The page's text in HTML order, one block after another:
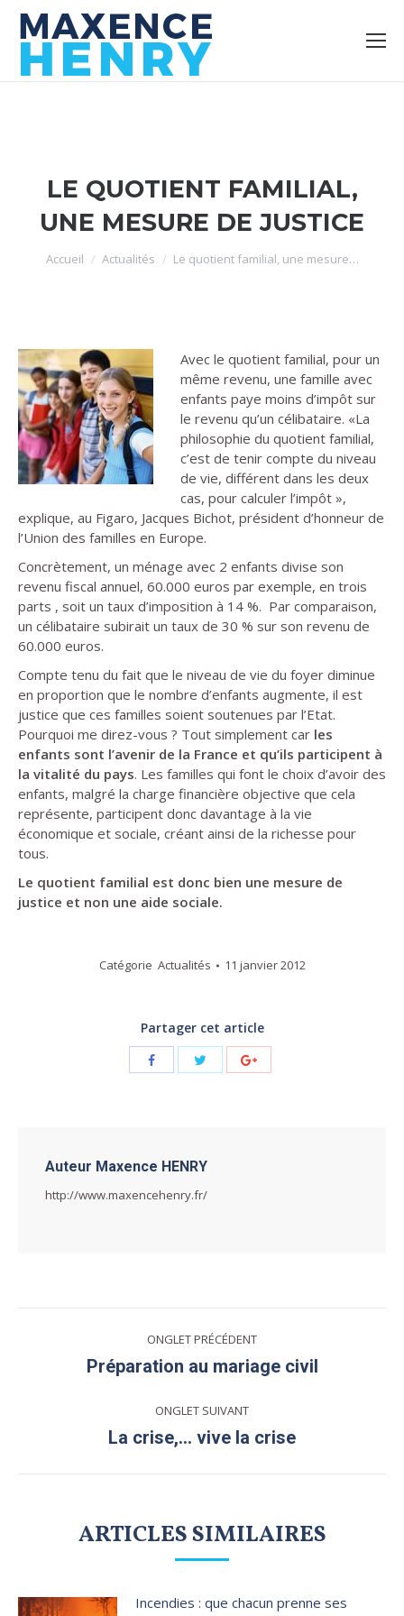
LE QUOTIENT FAMILIAL,
UNE MESURE DE JUSTICE
Vous êtes ici :
Accueil Actualités Le quotient familial, une mesure…
Avec le quotient familial, pour un
même revenu, une famille avec
enfants paye moins d’impôt sur
le revenu qu’un célibataire. «La
philosophie du quotient familial,
c’est de tenir compte du niveau
de vie, différent dans les deux
cas, pour calculer l’impôt »,
explique, au Figaro, Jacques Bichot, président d’honneur de
l’Union des familles en Europe.
Concrètement, un ménage avec 2 enfants divise son
revenu fiscal annuel, 60.000 euros par exemple, en trois
parts , soit un taux d’imposition à 14 %. Par comparaison,
un célibataire subirait un taux de 30 % sur son revenu de
60.000 euros.
Compte tenu du fait que le niveau de vie du foyer diminue
en proportion que le nombre d’enfants augmente, il est
justice que ces familles soient soutenues par l’Etat.
Pourquoi me direz-vous ? Tout simplement car les
enfants sont l’avenir de la France et qu’ils participent à
la vitalité du pays. Les familles qui font le choix d’avoir des
enfants, malgré la charge financière objective que cela
représente, participent donc davantage à la vie
économique et sociale, créant ainsi de la richesse pour
tous.
Le quotient familial est donc bien une mesure de
justice et non une aide sociale.
Catégorie Actualités 11 janvier 2012
Partager cet article
Auteur Maxence HENRY
http://www.maxencehenry.fr/
ONGLET PRÉCÉDENT
Onglet
Préparation au mariage civil
ONGLET SUIVANT
Onglet
La crise,… vive la crise
ARTICLES SIMILAIRES
Incendies : que chacun prenne ses